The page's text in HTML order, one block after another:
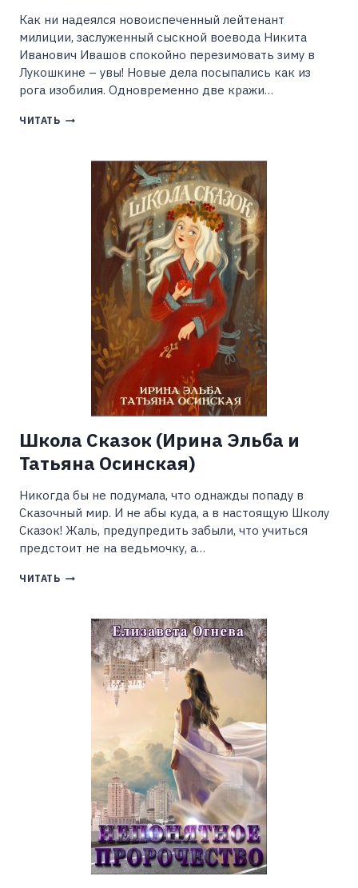
Как ни надеялся новоиспеченный лейтенант
милиции, заслуженный сыскной воевода Никита
Иванович Ивашов спокойно перезимовать зиму в
Лукошкине – увы! Новые дела посыпались как из
рога изобилия. Одновременно две кражи…
ЧИТАТЬ ОТСТРЕЛ
АТАМАШКИН)
Школа Сказок (Ирина Эльба и
Татьяна Осинская)
Никогда бы не подумала, что однажды попаду в
Сказочный мир. И не абы куда, а в настоящую Школу
Сказок! Жаль, преду­предить забыли, что учиться
предстоит не на ведьмочку, а…
ЧИТАТЬ ШКОЛА
ЭЛЬБА
ТАТЬЯНА
ОСИНСКАЯ)